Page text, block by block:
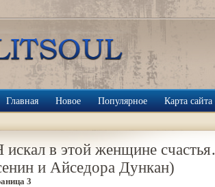
Главная Новое Популярное Карта сайта
искал в этой женщине
и Айседора Дункан)
3